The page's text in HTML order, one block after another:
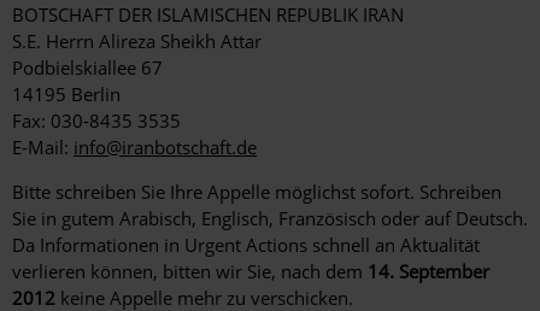
BOTSCHAFT DER ISLAMISCHEN REPUBLIK IRAN
S.E. Herrn Alireza Sheikh Attar
Podbielskiallee 67
14195 Berlin
Fax: 030-8435 3535
E-Mail: info@iranbotschaft.de
Bitte schreiben Sie Ihre Appelle möglichst sofort. Schreiben
Sie in gutem Arabisch, Englisch, Französisch oder auf Deutsch.
Da Informationen in Urgent Actions schnell an Aktualität
verlieren können, bitten wir Sie, nach dem 14. September
2012 keine Appelle mehr zu verschicken.